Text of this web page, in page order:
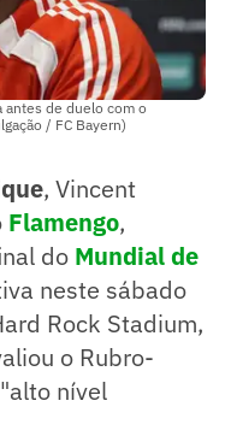
de duelo com o
/ FC Bayern)
, Vincent
Flamengo,
do Mundial de
neste sábado
Rock Stadium,
o Rubro-
nível